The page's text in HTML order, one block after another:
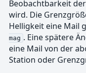
Beobachtbarkeit
wird. Die
Helligkeit eine Mail
mag . Eine spätere
eine Mail von der
Station oder